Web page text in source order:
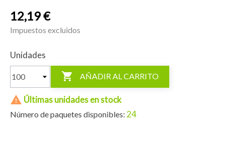
12,19 €
Impuestos excluidos
Unidades
 AÑADIR AL CARRITO
 Últimas unidades en stock
Número de paquetes disponibles: 24